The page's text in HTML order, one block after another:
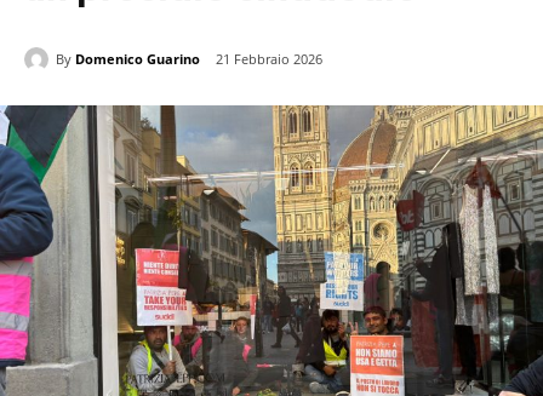
By Domenico Guarino 21 Febbraio 2026